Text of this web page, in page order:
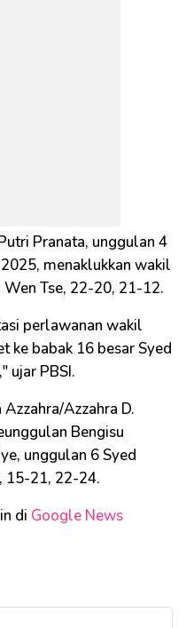
Pranata, unggulan 4
menaklukkan wakil
Wen Tse, 22-20, 21-12.
perlawanan wakil
ke babak 16 besar Syed
ujar PBSI.
Azzahra D.
Bengisu
unggulan 6 Syed
15-21, 22-24.
di Google News